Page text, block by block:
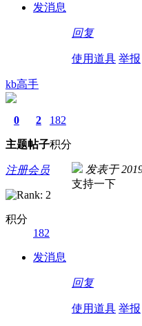
发消息
回复
使用道具 举报
kb高手
0
主题
2
帖子
182
积分
注册会员
积分
182
发消息
发表于
支持一下
回复
使用道具 举报